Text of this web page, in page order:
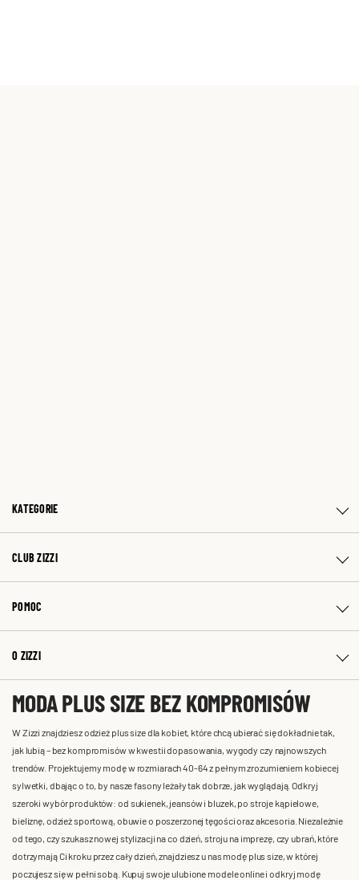
KATEGORIE
CLUB ZIZZI
POMOC
O ZIZZI
MODA PLUS SIZE BEZ KOMPROMISÓW
W Zizzi znajdziesz odzież plus size dla kobiet, które chcą ubierać się dokładnie tak,
jak lubią – bez kompromisów w kwestii dopasowania, wygody czy najnowszych
trendów. Projektujemy modę w rozmiarach 40-64 z pełnym zrozumieniem kobiecej
sylwetki, dbając o to, by nasze fasony leżały tak dobrze, jak wyglądają. Odkryj
szeroki wybór produktów: od sukienek, jeansów i bluzek, po stroje kąpielowe,
bieliznę, odzież sportową, obuwie o poszerzonej tęgości oraz akcesoria. Niezależnie
od tego, czy szukasz nowej stylizacji na co dzień, stroju na imprezę, czy ubrań, które
dotrzymają Ci kroku przez cały dzień, znajdziesz u nas modę plus size, w której
poczujesz się w pełni sobą. Kupuj swoje ulubione modele online i odkryj modę